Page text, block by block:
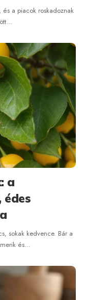
a piacok roskadoznak
a
édes
sokak kedvence. Bár a
és…